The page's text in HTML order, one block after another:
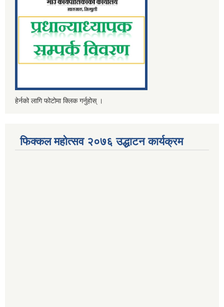
हेर्नको लागि फोटोमा क्लिक गर्नुहोस् ।
फिक्कल महोत्सव २०७६ उद्धाटन कार्यक्रम